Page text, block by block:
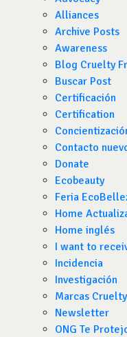
Alliances
Archive Posts
Awareness
Blog Cruelty
Buscar Post
Certificación
Certification
Contacto
Donate
Ecobeauty
Feria
Home
Home inglés
I want to
Incidencia
Investigación
Marcas
Newsletter
ONG Te